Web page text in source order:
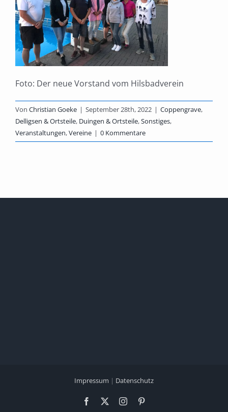
Foto: Der neue Vorstand vom Hilsbadverein
Von Christian Goeke | September 28th, 2022 | Coppengrave,
Delligsen & Ortsteile, Duingen & Ortsteile,Sonstiges,
Veranstaltungen,Vereine | 0 Kommentare
Impressum | Datenschutz
Facebook Instagram